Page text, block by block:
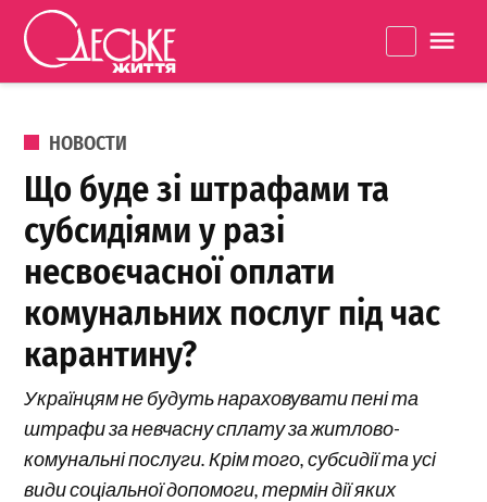
Перейти к содержанию
життя
ОПУБЛИКОВАНО В
НОВОСТИ
Що буде зі штрафами та
субсидіями у разі
несвоєчасної оплати
комунальних послуг під час
карантину?
Українцям не будуть нараховувати пені та
штрафи за невчасну сплату за житлово-
комунальні послуги. Крім того, субсидії та усі
види соціальної допомоги, термін дії яких